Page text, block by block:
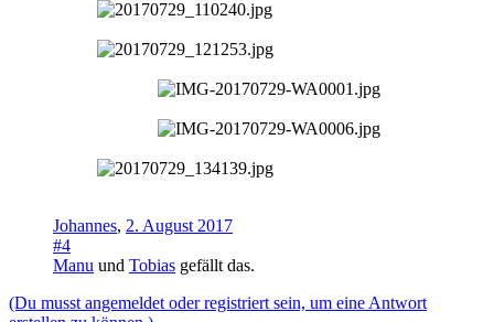
Johannes, 2. August 2017
#4
Manu und Tobias gefällt das.
(Du musst angemeldet oder registriert sein, um eine Antwort